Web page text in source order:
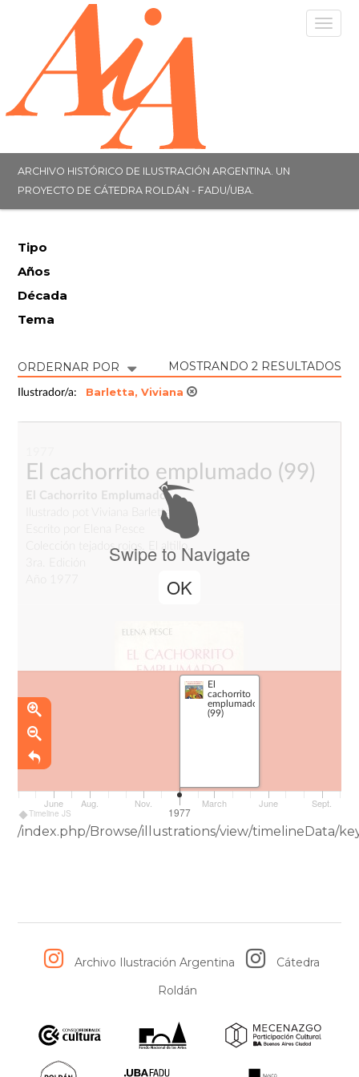
ARCHIVO HISTÓRICO DE ILUSTRACIÓN ARGENTINA. UN
PROYECTO DE CÁTEDRA ROLDÁN - FADU/UBA.
Tipo
Años
Década
Tema
ORDERNAR POR MOSTRANDO 2 RESULTADOS
Ilustrador/a: Barletta, Viviana
El cachorrito emplumado (99)
El Cachorrito Emplumado
Ilustrado pot Viviana Barletta
Colección tejados rojos. El altillo.
Swipe to Navigate
OK
Timeline JS
El
cachorrito
emplumado
(99)
1977
June Aug. Nov. March June Sept.
/index.php/Browse/illustrations/view/timelineData/
Archivo Ilustración Argentina
Cátedra
Roldán